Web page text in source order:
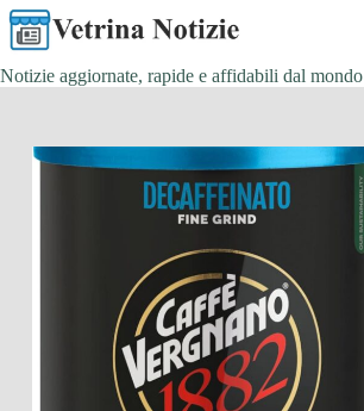
Salta
al
contenuto
Notizie aggiornate, rapide e affidabili dal mondo